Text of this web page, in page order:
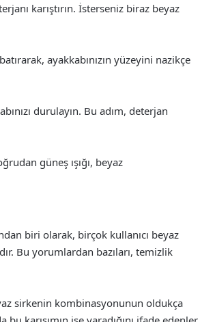
karıştırın. İsterseniz biraz beyaz
ayakkabınızın yüzeyini nazikçe
durulayın. Bu adım, deterjan
güneş ışığı, beyaz
biri olarak, birçok kullanıcı beyaz
Bu yorumlardan bazıları, temizlik
sirkenin kombinasyonunun oldukça